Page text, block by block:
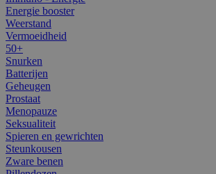
Energie booster
Weerstand
Vermoeidheid
50+
Snurken
Batterijen
Geheugen
Prostaat
Menopauze
Seksualiteit
Spieren en gewrichten
Steunkousen
Zware benen